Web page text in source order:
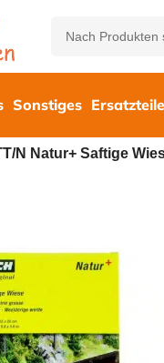
Sonstiges Ersatzteile
N Natur+ Saftige